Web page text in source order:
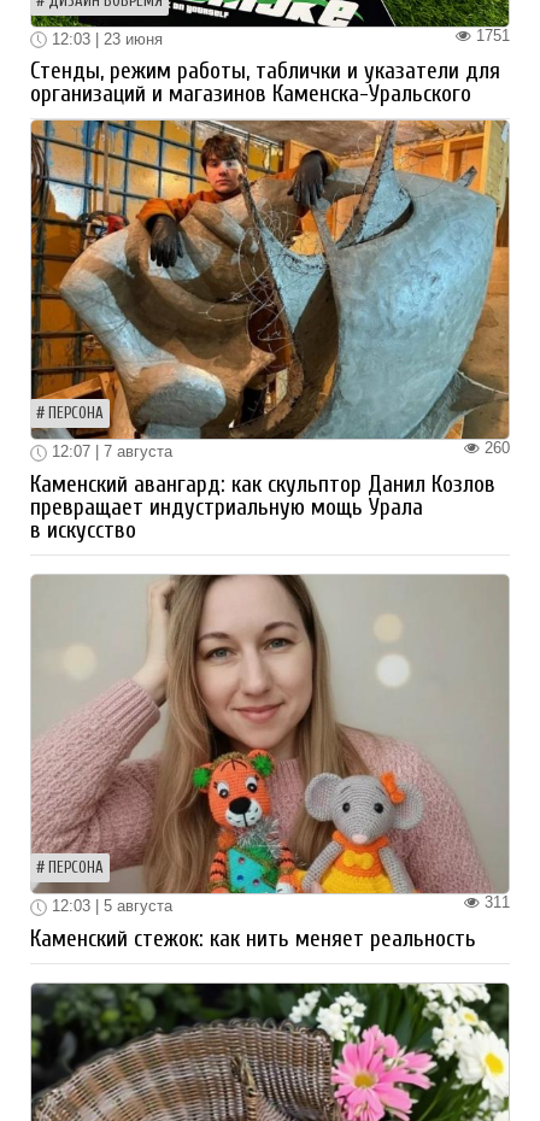
1751
12:03 | 23 июня
Стенды, режим работы, таблички и указатели для
организаций и магазинов Каменска-Уральского
ПЕРСОНА
260
12:07 | 7 августа
Каменский авангард: как скульптор Данил Козлов
превращает индустриальную мощь Урала
в искусство
ПЕРСОНА
311
12:03 | 5 августа
Каменский стежок: как нить меняет реальность